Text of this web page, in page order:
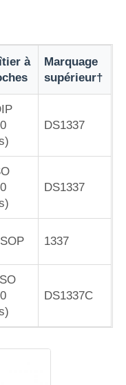
le champ FPGA
à
Marquage
supérieur†
DS1337
DS1337
1337
DS1337C